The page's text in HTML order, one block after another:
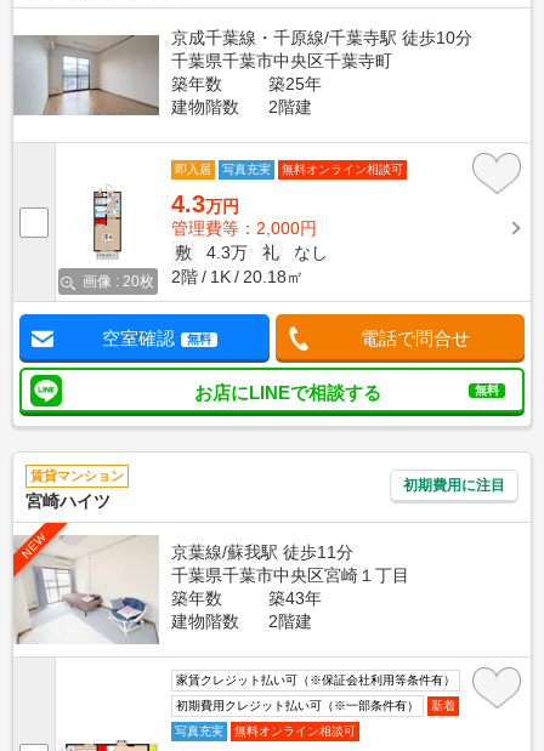
京成千葉線・千原線/千葉寺駅 徒歩10分
千葉県千葉市中央区千葉寺町
築年数
築25年
建物階数
2階建
画像 : 20枚
即入居 写真充実 無料オンライン相談可
4.3万円
管理費等：2,000円
敷
4.3万 礼
なし
2階
1K 20.18㎡
空室確認 無料 電話で問合せ
お店にLINEで相談する 無料
賃貸マンション
宮崎ハイツ
初期費用に注目
NEW
京葉線/蘇我駅 徒歩11分
千葉県千葉市中央区宮崎１丁目
築年数
築43年
建物階数
2階建
家賃クレジット払い可（※保証会社利用等条件有）
初期費用クレジット払い可（※一部条件有）
新着
写真充実
無料オンライン相談可